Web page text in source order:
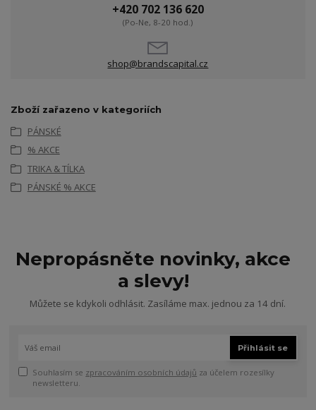
+420 702 136 620
(Po-Ne, 8-20 hod.)
shop@brandscapital.cz
Zboží zařazeno v kategoriích
PÁNSKÉ
% AKCE
TRIKA & TÍLKA
PÁNSKÉ % AKCE
Nepropásněte novinky, akce
a slevy!
Můžete se kdykoli odhlásit. Zasíláme max. jednou za 14 dní.
Přihlásit se
Souhlasím se zpracováním osobních údajů za účelem rozesílky
newsletteru.